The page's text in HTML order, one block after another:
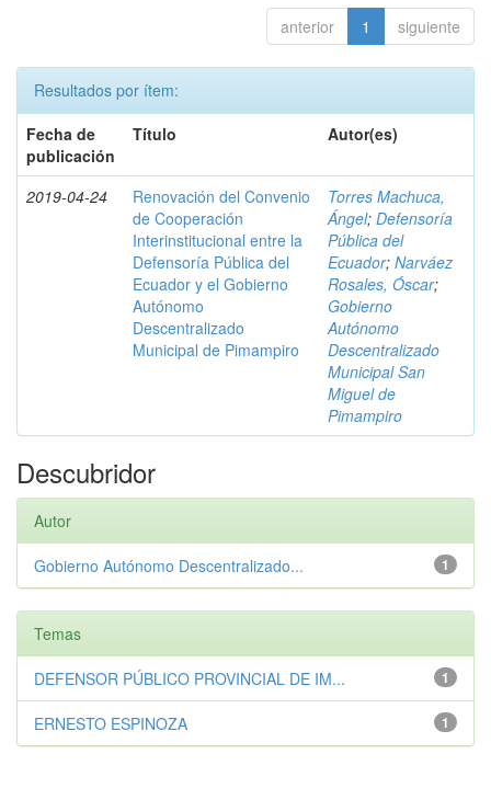
anterior 1 siguiente
Resultados por ítem:
Fecha de
publicación
Título Autor(es)
2019-04-24
Renovación del Convenio
de Cooperación
Interinstitucional entre la
Defensoría Pública del
Ecuador y el Gobierno
Autónomo
Descentralizado
Municipal de Pimampiro
Torres Machuca,
Ángel; Defensoría
Pública del
Ecuador; Narváez
Rosales, Óscar;
Gobierno
Autónomo
Descentralizado
Municipal San
Miguel de
Pimampiro
Descubridor
Autor
1
Gobierno Autónomo Descentralizado...
Temas
1
DEFENSOR PÚBLICO PROVINCIAL DE IM...
1
ERNESTO ESPINOZA